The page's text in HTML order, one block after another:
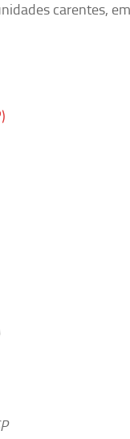
carentes,